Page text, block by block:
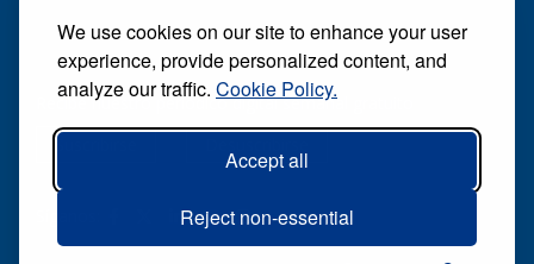
We use cookies on our site to enhance your user
experience, provide personalized content, and
analyze our traffic. Cookie Policy.
Accept all
Reject non-essential
Recibe nuestro periódico digital semanal gratuito
Suscribirse